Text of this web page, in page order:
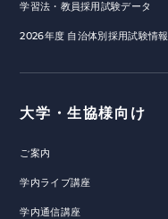
学習法・教員採用試験データ
2026年度 自治体別採用試験情報
大学・生協様向け
ご案内
学内ライブ講座
学内通信講座